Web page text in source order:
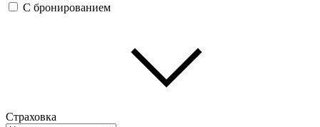
С бронированием
Страховка